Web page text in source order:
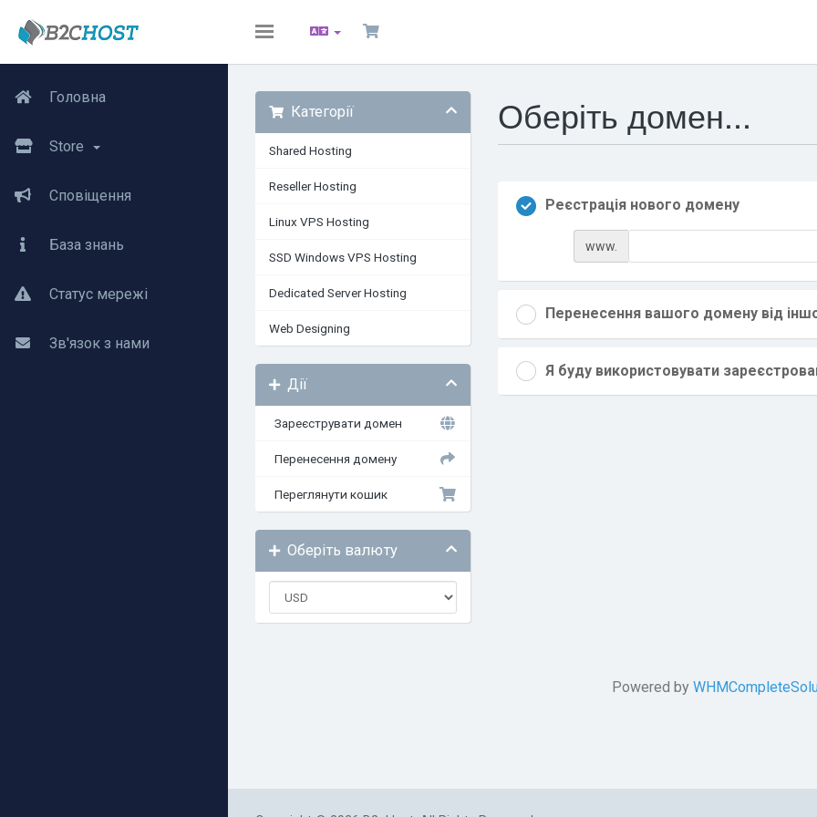
Toggle
Головна
Store
Сповіщення
База знань
Статус мережі
Зв'язок з нами
Оберіть домен...
Категорії
Shared Hosting
Reseller Hosting
Linux VPS Hosting
SSD Windows VPS Hosting
Dedicated Server Hosting
Web Designing
Дії
Зареєструвати домен
Перенесення домену
Переглянути кошик
Оберіть валюту
Реєстрація нового домену
www.
Перенесення вашого домену від
Я буду використовувати
Powered by